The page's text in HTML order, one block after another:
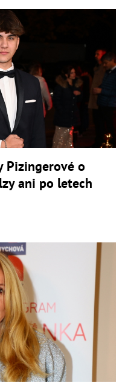
Pizingerové o
ani po letech